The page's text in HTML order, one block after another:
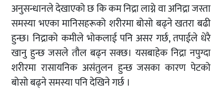
अनुसन्धानले देखाएको छ कि कम निद्रा लाग्ने वा अनिद्रा जस्ता
समस्या भएका मानिसहरूको शरीरमा बोसो बढ्ने खतरा बढी
हुन्छ। निद्राको कमीले भोकलाई पनि असर गर्छ, तपाईले धेरै
खानु हुन्छ जसले तौल बढ्न सक्छ। यसबाहेक निद्रा नपुग्दा
शरीरमा रासायनिक असंतुलन हुन्छ जसका कारण पेटको
बोसो बढ्ने समस्या पनि देखिने गर्छ ।